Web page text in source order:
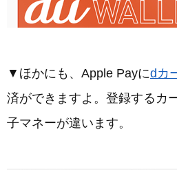
▼ほかにも、Apple Payにdカ
済ができますよ。登録するカ
子マネーが違います。